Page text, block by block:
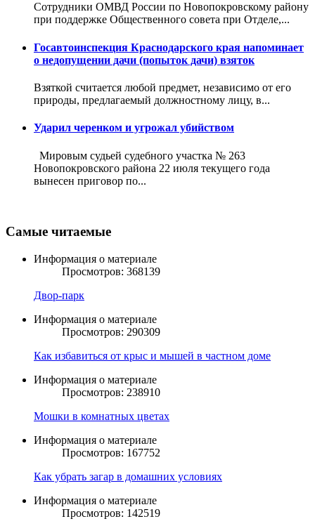
Сотрудники ОМВД России по Новопокровскому району
при поддержке Общественного совета при Отделе,...
Госавтоинспекция Краснодарского края напоминает
о недопущении дачи (попыток дачи) взяток
Взяткой считается любой предмет, независимо от его
природы, предлагаемый должностному лицу, в...
Ударил черенком и угрожал убийством
Мировым судьей судебного участка № 263
Новопокровского района 22 июля текущего года
вынесен приговор по...
Самые читаемые
Информация о материале
Просмотров: 368139
Двор-парк
Информация о материале
Просмотров: 290309
Как избавиться от крыс и мышей в частном доме
Информация о материале
Просмотров: 238910
Мошки в комнатных цветах
Информация о материале
Просмотров: 167752
Как убрать загар в домашних условиях
Информация о материале
Просмотров: 142519